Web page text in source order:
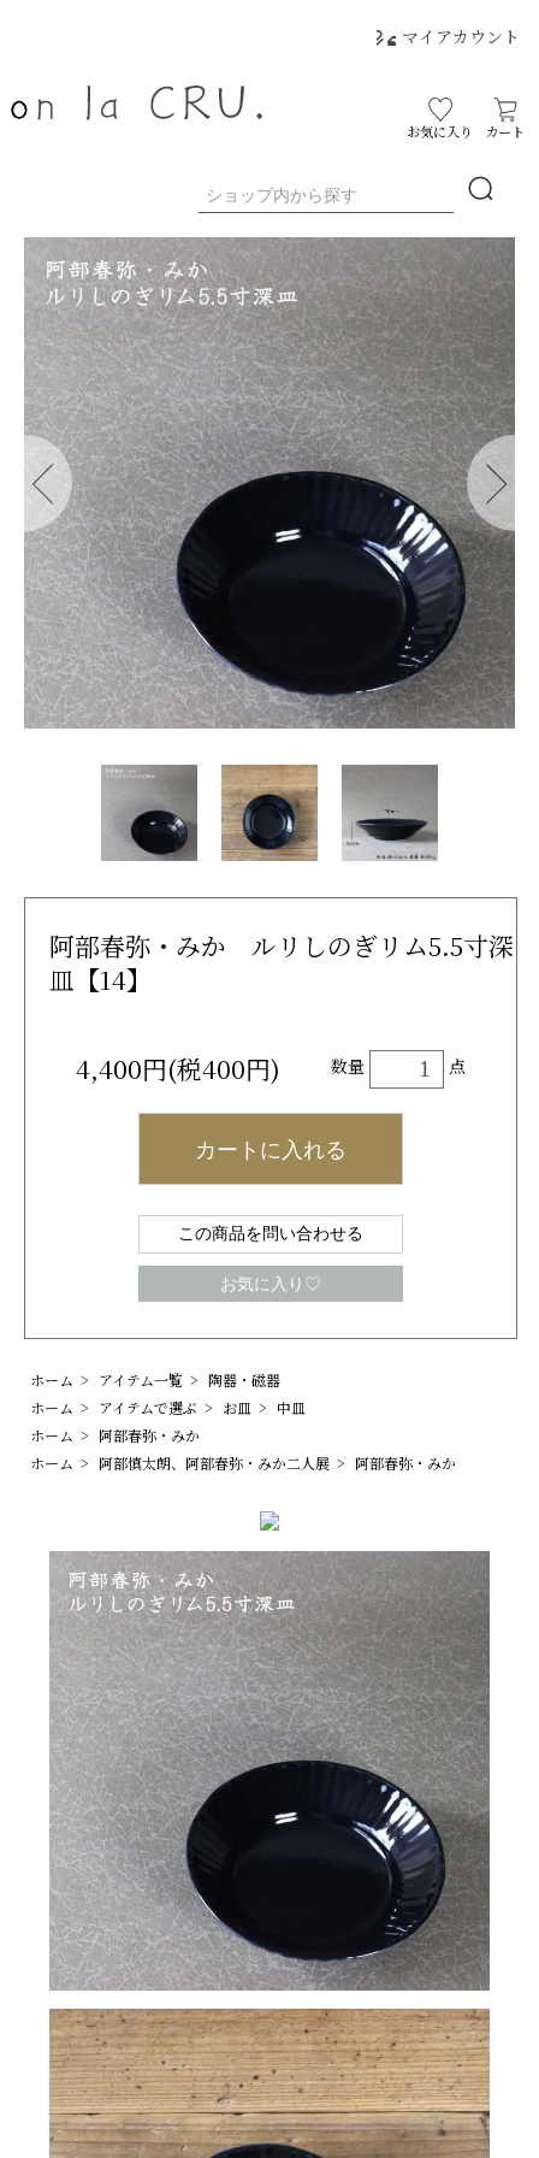
マイアカウント
お気に入り カート
阿部春弥・みか ルリしのぎリム5.5寸深
皿【14】
4,400円(税400円) 数量 点
カートに入れる
この商品を問い合わせる
お気に入り♡
ホーム > アイテム一覧 > 陶器・磁器
ホーム > アイテムで選ぶ > お皿 > 中皿
ホーム > 阿部春弥・みか
ホーム > 阿部慎太朗、阿部春弥・みか二人展 > 阿部春弥・みか